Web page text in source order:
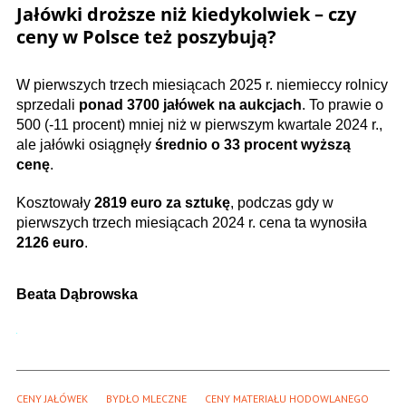
Jałówki droższe niż kiedykolwiek – czy
ceny w Polsce też poszybują?
W pierwszych trzech miesiącach 2025 r. niemieccy rolnicy
sprzedali ponad 3700 jałówek na aukcjach. To prawie o
500 (-11 procent) mniej niż w pierwszym kwartale 2024 r.,
ale jałówki osiągnęły średnio o 33 procent wyższą
cenę.
Kosztowały 2819 euro za sztukę, podczas gdy w
pierwszych trzech miesiącach 2024 r. cena ta wynosiła
2126 euro.
Beata Dąbrowska
CENY JAŁÓWEK BYDŁO MLECZNE CENY MATERIAŁU HODOWLANEGO